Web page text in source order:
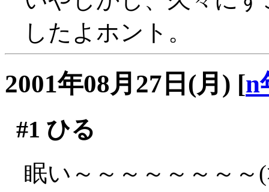
したよホント。
2001年08月27日(月) [n
#1 ひる
眠い～～～～～～～～